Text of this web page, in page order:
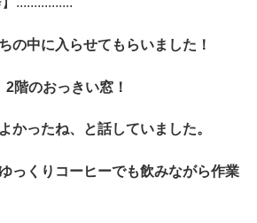
の中に入らせてもらいました！
階のおっきい窓！
かったね、と話していました。
っくりコーヒーでも飲みながら作業